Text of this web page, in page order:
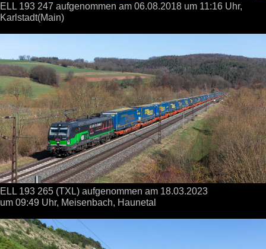
ELL 193 247 aufgenommen am 06.08.2018 um 11:16 Uhr,
Karlstadt(Main)
ELL 193 265 (TXL) aufgenommen am 18.03.2023
um 09:49 Uhr, Meisenbach, Haunetal